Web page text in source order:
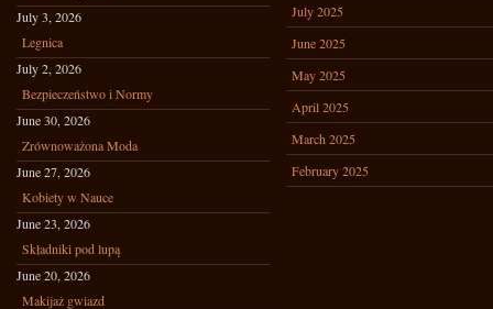
July 3, 2026
Legnica
July 2, 2026
Bezpieczeństwo i Normy
June 30, 2026
Zrównoważona Moda
June 27, 2026
Kobiety w Nauce
June 23, 2026
Składniki pod lupą
June 20, 2026
Makijaż gwiazd
July 2025
June 2025
May 2025
April 2025
March 2025
February 2025